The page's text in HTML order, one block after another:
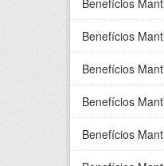
Benefícios
Benefícios
Benefícios
Benefícios
Benefícios